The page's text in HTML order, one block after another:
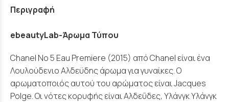
Περιγραφή
ebeautyLab-Άρωμα Τύπου
Chanel No 5 Eau Premiere (2015) από Chanel είναι ένα
Λουλούδενιο Αλδεϋδης άρωμα για γυναίκες. Ο
αρωματοποιός αυτού του αρώματος είναι Jacques
Polge. Οι νότες κορυφής είναι Αλδεΰδες, Υλάνγκ Υλάνγκ